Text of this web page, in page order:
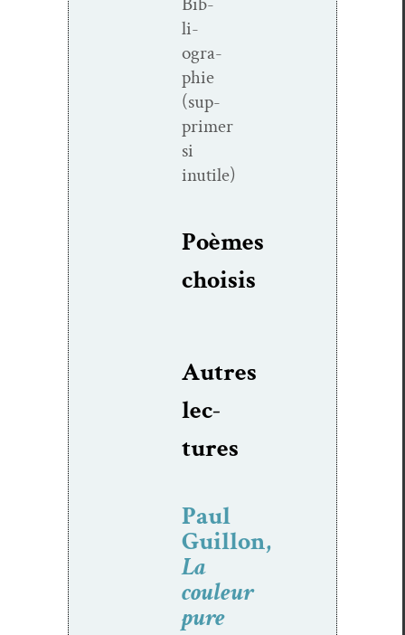
li­
ogra­
phie
(sup­
primer
si
inutile)
Poèmes
choi­sis
Autres
lec­
tures
Paul
Guillon,
La
couleur
pure